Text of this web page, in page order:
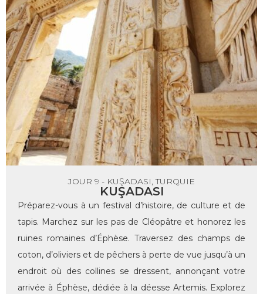
JOUR 9 - KUŞADASI, TURQUIE
KUŞADASI
Préparez-vous à un festival d’histoire, de culture et de
tapis. Marchez sur les pas de Cléopâtre et honorez les
ruines romaines d’Éphèse. Traversez des champs de
coton, d’oliviers et de pêchers à perte de vue jusqu’à un
endroit où des collines se dressent, annonçant votre
arrivée à Éphèse, dédiée à la déesse Artemis. Explorez